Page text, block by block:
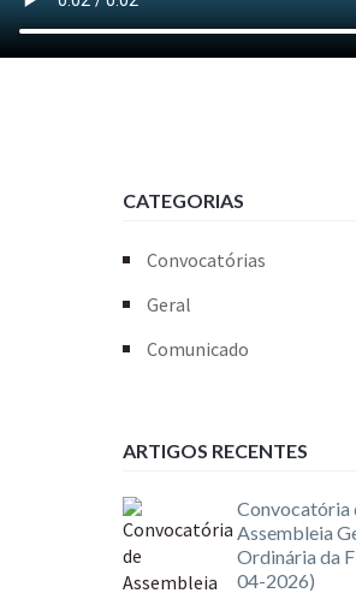
CATEGORIAS
Convocatórias
Geral
Comunicado
ARTIGOS RECENTES
Convocatória
Assembleia
Ordinária da
04-2026)